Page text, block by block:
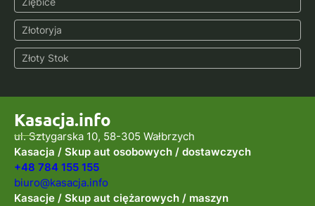
Złotoryja
Złoty Stok
Kasacja.info
ul. Sztygarska 10, 58-305 Wałbrzych
Kasacja / Skup aut osobowych / dostawczych
+48 784 155 155
biuro@kasacja.info
Kasacje / Skup aut ciężarowych / maszyn